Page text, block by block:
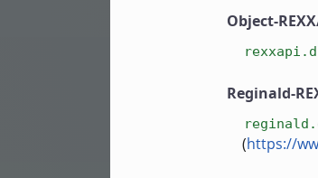
Object-
Reginald-
(https://